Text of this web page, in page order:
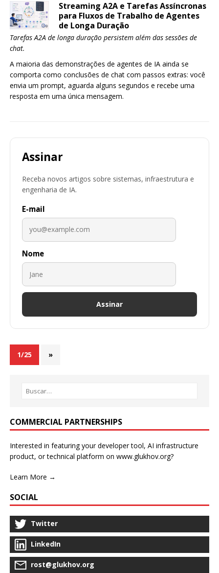
Streaming A2A e Tarefas Assíncronas
para Fluxos de Trabalho de Agentes
de Longa Duração
Tarefas A2A de longa duração persistem além das sessões de
chat.
A maioria das demonstrações de agentes de IA ainda se
comporta como conclusões de chat com passos extras: você
envia um prompt, aguarda alguns segundos e recebe uma
resposta em uma única mensagem.
Assinar
Receba novos artigos sobre sistemas, infraestrutura e
engenharia de IA.
E-mail
Nome
Assinar
1/25 »
COMMERCIAL PARTNERSHIPS
Interested in featuring your developer tool, AI infrastructure
product, or technical platform on www.glukhov.org?
Learn More →
SOCIAL
Twitter
LinkedIn
rost@glukhov.org